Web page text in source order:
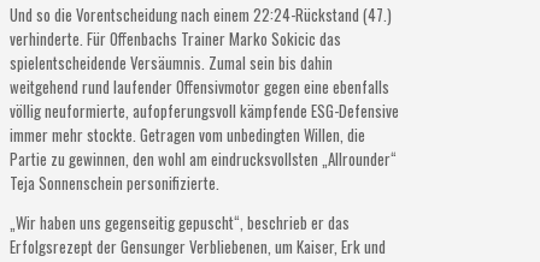
Und so die Vorentscheidung nach einem 22:24-Rückstand (47.)
verhinderte. Für Offenbachs Trainer Marko Sokicic das
spielentscheidende Versäumnis. Zumal sein bis dahin
weitgehend rund laufender Offensivmotor gegen eine ebenfalls
völlig neuformierte, aufopferungsvoll kämpfende ESG-Defensive
immer mehr stockte. Getragen vom unbedingten Willen, die
Partie zu gewinnen, den wohl am eindrucksvollsten „Allrounder“
Teja Sonnenschein personifizierte.
„Wir haben uns gegenseitig gepuscht“, beschrieb er das
Erfolgsrezept der Gensunger Verbliebenen, um Kaiser, Erk und